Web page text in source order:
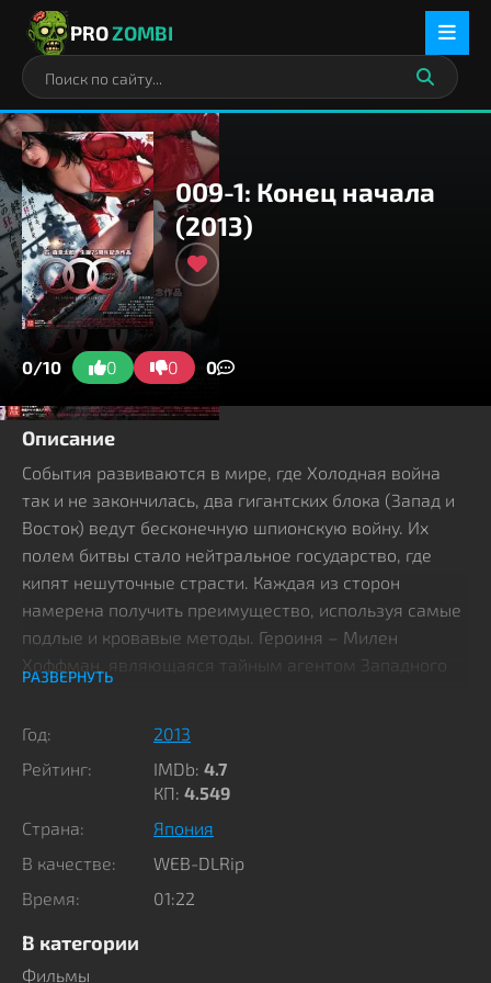
PROZOMBI
009-1: Конец начала
(2013)
0/10 0 0 0
Описание
События развиваются в мире, где Холодная война
так и не закончилась, два гигантских блока (Запад и
Восток) ведут бесконечную шпионскую войну. Их
полем битвы стало нейтральное государство, где
кипят нешуточные страсти. Каждая из сторон
намерена получить преимущество, используя самые
подлые и кровавые методы. Героиня – Милен
Хоффман, являющаяся тайным агентом Западного
Кодовое имя барышни – 009-1. В теле Милен
спрятано семь видов высокотехнологичного оружия,
включая пулеметы в груди и способность к
моментальной регенерации. Это делает ее
идеальной киллерской машиной, лишенной
Борн в юбке. Во время операции по уничтожению
сети торговцев людьми агент спасает загадочного
парня по имени Крис. Странная мелодия, которую он
РАЗВЕРНУТЬ
Год:
2013
Рейтинг:
IMDb: 4.7
КП: 4.549
Страна:
Япония
В качестве:
WEB-DLRip
Время:
01:22
В категории
Фильмы